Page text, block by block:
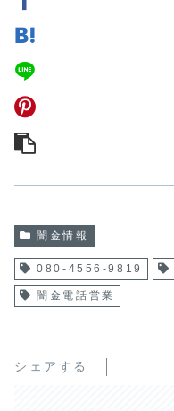
闇金情報
080-4556-9819
闇金電話営業
シェアする